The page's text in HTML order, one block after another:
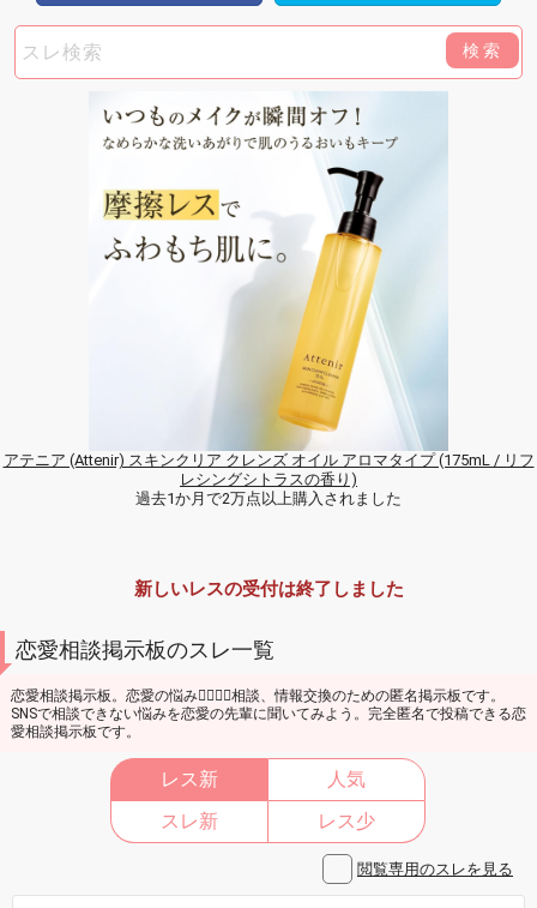
検索
アテニア (Attenir) スキンクリア クレンズ オイル アロマタイプ (175mL / リフ
レシングシトラスの香り)
過去1か月で2万点以上購入されました
新しいレスの受付は終了しました
恋愛相談掲示板のスレ一覧
恋愛相談掲示板。恋愛の悩み👩‍❤️‍💋‍👩相談、情報交換のための匿名掲示板です。
SNSで相談できない悩みを恋愛の先輩に聞いてみよう。完全匿名で投稿できる恋
愛相談掲示板です。
レス新
人気
スレ新
レス少
閲覧専用のスレを見る